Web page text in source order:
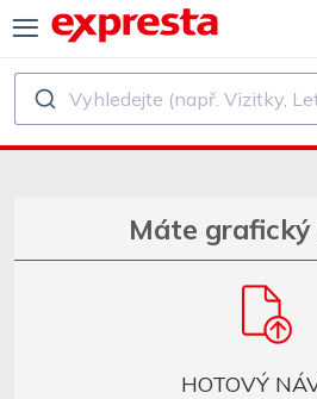
PRODUKTY
NAKLADATELSTVÍ A AUTORY
Vyhledejte (např. Vizitky,
Máte grafický
HOTOVÝ